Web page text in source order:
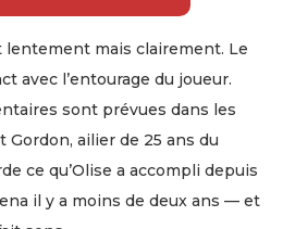
mais clairement. Le
avec l’entourage du joueur.
sont prévues dans les
Gordon, ailier de 25 ans du
ce qu’Olise a accompli depuis
il y a moins de deux ans — et